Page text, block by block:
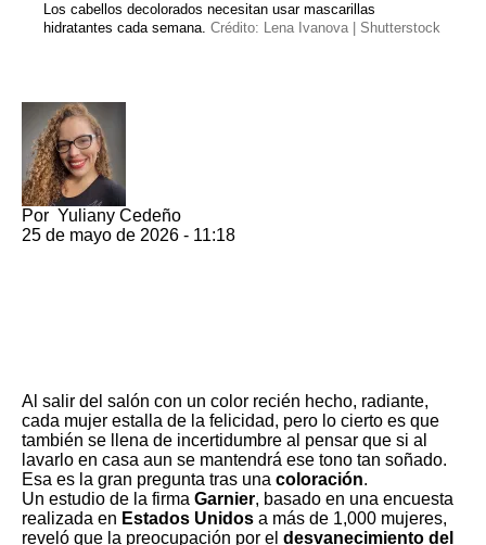
Los cabellos decolorados necesitan usar mascarillas
hidratantes cada semana. Crédito: Lena Ivanova | Shutterstock
Por Yuliany Cedeño
25 de mayo de 2026 - 11:18
Al salir del salón con un color recién hecho, radiante,
cada mujer estalla de la felicidad, pero lo cierto es que
también se llena de incertidumbre al pensar que si al
lavarlo en casa aun se mantendrá ese tono tan soñado.
Esa es la gran pregunta tras una coloración.
Un estudio de la firma Garnier, basado en una encuesta
realizada en Estados Unidos a más de 1,000 mujeres,
reveló que la preocupación por el desvanecimiento del